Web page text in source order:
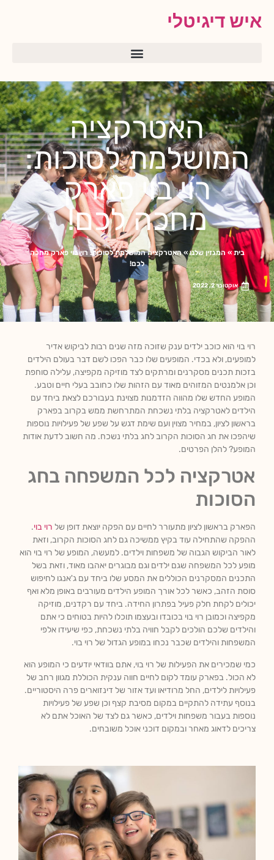
איש דיגיטלי
האטרקציה
המושלמת לסוכות:
רוי בוי פארק
מחכה לכם!
בית» המגזין שלנו»האטרקציה המושלמת לסוכות: רוי בוי פארק מחכה
לכם!
אוקטובר 2, 2022
רוי בוי הוא כוכב ילדים ענק שזוכה מזה שנים רבות לביקוש אדיר
למופעים, ולא בכדי. המופעים שלו כבר הפכו לשם דבר בעולם הילדים
בזכות תכנים מסקרנים ומרתקים לצד מוזיקה מקפיצה, עלילה סוחפת
וכן אלמנטים המזוהים מאוד עם הזהות שלו כחובב בעלי חיים וטבע.
המופע החדש שלו מהווה הזדמנות מצוינת בעבורכם לצאת ביחד עם
הילדים לאטרקציה בלתי נשכחת המתרחשת ממש בקרוב בפארק
בראשון לציון, במחיר מצוין ועם שימת דגש על שפע של פעילויות נוספות
שיהפכו את חג הסוכות הקרוב לחג בלתי נשכח. מה חשוב לדעת אודות
המופע? להלן הפרטים.
אטרקציה לכל המשפחה בחג
הסוכות
הפארק בראשון לציון מתעורר לחיים עם הפקה יוצאת דופן של רוי בוי.
ההפקה שהתחילה עוד בקיץ ממשיכה גם לחג הסוכות הקרוב, וזאת
לאור הביקוש הגבוה של משפחות וילדים. למעשה, המופע של רוי בוי הוא
מופע לכל המשפחה שגם ילדים וגם מבוגרים יאהבו מאוד, וזאת בשל
התכנים המסקרנים הכוללים את המסע שלו ביחד עם ג'אנגו לחיפוש
סוסת הזהב, כאשר לכל אורך המופע הילדים מעורבים באופן מלא ואף
יכולים לקחת חלק פעיל בפתרון החידה. ביחד עם רקדנים, מוזיקה
מקפיצה וכמובן רוי בוי בכובדו ובעצמו תוכלו להיות בטוחים כי אתם
והילדים שלכם הולכים לקבל חוויה בלתי נשכחת, כפי שיעידו אלפי
המשפחות והילדים שכבר נכחו במופע הגדול של רוי בוי.
כמי שמכירים את הפעילות של רוי בוי, אתם בוודאי יודעים כי המופע הוא
לא הכול. בפארק עומד לקום לחיים חווה ענקית הכוללת מגוון רחב של
פעילויות לילדים, החל מרודיאו ועד אזור של דינזוארים פרה היסטוריים.
בנוסף עתידה להתקיים במקום מסיבת קצף וכן שפע של פעילויות
נוספות בעבור משפחות וילדים, כאשר גם לצד של האוכל אתם לא
צריכים לדאוג מאחר ובמקום דוכני אוכל משובחים.